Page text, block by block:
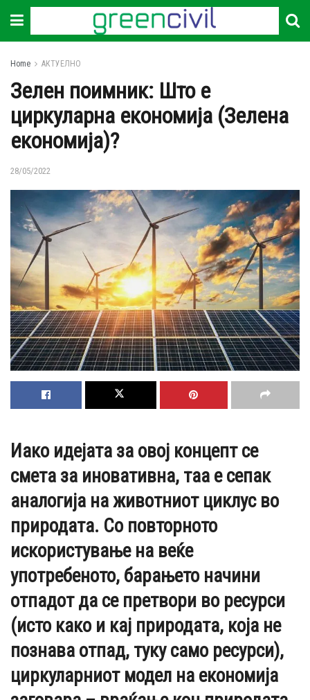
Home АКТУЕЛНО
Зелен поимник: Што е
циркуларна економија (Зелена
економија)?
28/05/2022
Иако идејата за овој концепт се
смета за иновативна, таа е сепак
аналогија на животниот циклус во
природата. Со повторното
искористување на веќе
употребеното, барањето начини
отпадот да се претвори во ресурси
(исто како и кај природата, која не
познава отпад, туку само ресурси),
циркуларниот модел на економија